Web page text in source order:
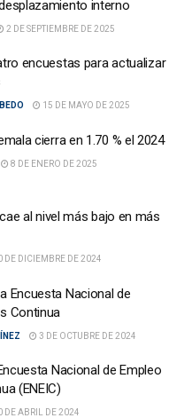
interno
2 DE SEPTIEMBRE DE 2025
encuestas para actualizar
15 DE MAYO DE 2025
cierra en 1.70 % el 2024
8 DE ENERO DE 2025
al nivel más bajo en más
DE DICIEMBRE DE 2024
Encuesta Nacional de
Continua
3 DE OCTUBRE DE 2024
Nacional de Empleo
(ENEIC)
DE ABRIL DE 2024